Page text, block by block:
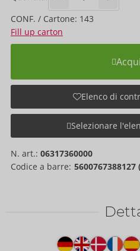
CONF. / Cartone: 143
Fill up carton
Elenco di
Selezionare
N. art.: 06317360000
Codice a barre: 5600767388127